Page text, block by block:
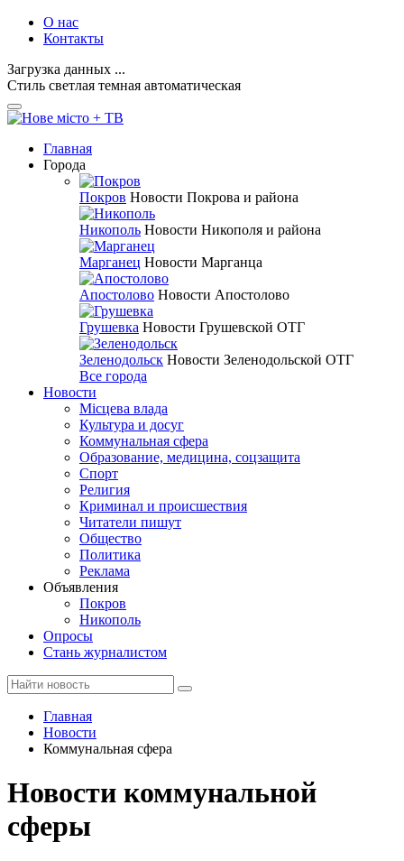
О нас
Контакты
Загрузка данных ...
Стиль светлая темная автоматическая
Главная
Города
Покров Новости Покрова и района
Никополь Новости Никополя и района
Марганец Новости Марганца
Апостолово Новости Апостолово
Грушевка Новости Грушевской ОТГ
Зеленодольск Новости Зеленодольской ОТГ
Все города
Новости
Місцева влада
Культура и досуг
Коммунальная сфера
Образование, медицина, соцзащита
Спорт
Религия
Криминал и происшествия
Читатели пишут
Общество
Политика
Реклама
Объявления
Покров
Никополь
Опросы
Стань журналистом
Главная
Новости
Коммунальная сфера
Новости коммунальной
сферы